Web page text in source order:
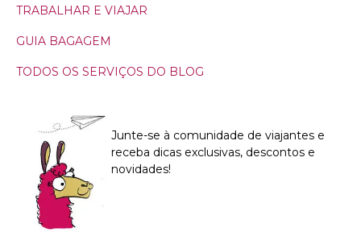
TRABALHAR E VIAJAR
GUIA BAGAGEM
TODOS OS SERVIÇOS DO BLOG
Junte-se à comunidade de viajantes e
receba dicas exclusivas, descontos e
novidades!